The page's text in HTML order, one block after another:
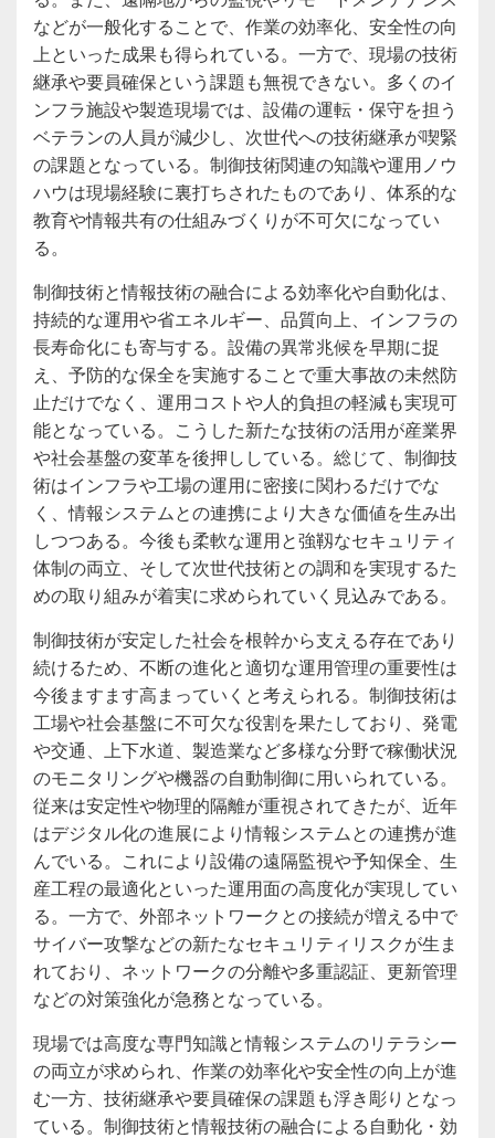
などが一般化することで、作業の効率化、安全性の向
上といった成果も得られている。一方で、現場の技術
継承や要員確保という課題も無視できない。多くのイ
ンフラ施設や製造現場では、設備の運転・保守を担う
ベテランの人員が減少し、次世代への技術継承が喫緊
の課題となっている。制御技術関連の知識や運用ノウ
ハウは現場経験に裏打ちされたものであり、体系的な
教育や情報共有の仕組みづくりが不可欠になってい
る。
制御技術と情報技術の融合による効率化や自動化は、
持続的な運用や省エネルギー、品質向上、インフラの
長寿命化にも寄与する。設備の異常兆候を早期に捉
え、予防的な保全を実施することで重大事故の未然防
止だけでなく、運用コストや人的負担の軽減も実現可
能となっている。こうした新たな技術の活用が産業界
や社会基盤の変革を後押ししている。総じて、制御技
術はインフラや工場の運用に密接に関わるだけでな
く、情報システムとの連携により大きな価値を生み出
しつつある。今後も柔軟な運用と強靱なセキュリティ
体制の両立、そして次世代技術との調和を実現するた
めの取り組みが着実に求められていく見込みである。
制御技術が安定した社会を根幹から支える存在であり
続けるため、不断の進化と適切な運用管理の重要性は
今後ますます高まっていくと考えられる。制御技術は
工場や社会基盤に不可欠な役割を果たしており、発電
や交通、上下水道、製造業など多様な分野で稼働状況
のモニタリングや機器の自動制御に用いられている。
従来は安定性や物理的隔離が重視されてきたが、近年
はデジタル化の進展により情報システムとの連携が進
んでいる。これにより設備の遠隔監視や予知保全、生
産工程の最適化といった運用面の高度化が実現してい
る。一方で、外部ネットワークとの接続が増える中で
サイバー攻撃などの新たなセキュリティリスクが生ま
れており、ネットワークの分離や多重認証、更新管理
などの対策強化が急務となっている。
現場では高度な専門知識と情報システムのリテラシー
の両立が求められ、作業の効率化や安全性の向上が進
む一方、技術継承や要員確保の課題も浮き彫りとなっ
ている。制御技術と情報技術の融合による自動化・効